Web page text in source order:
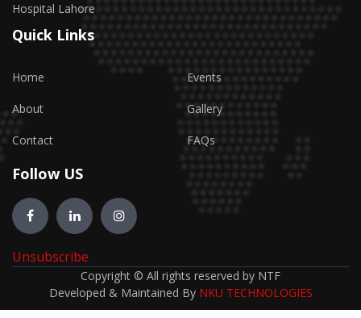
Hospital Lahore
Quick Links
Home
About
Contact
Events
Gallery
FAQs
Follow US
Unsubscribe
Copyright © All rights reserved by NTF
Developed & Maintained By NKU TECHNOLOGIES